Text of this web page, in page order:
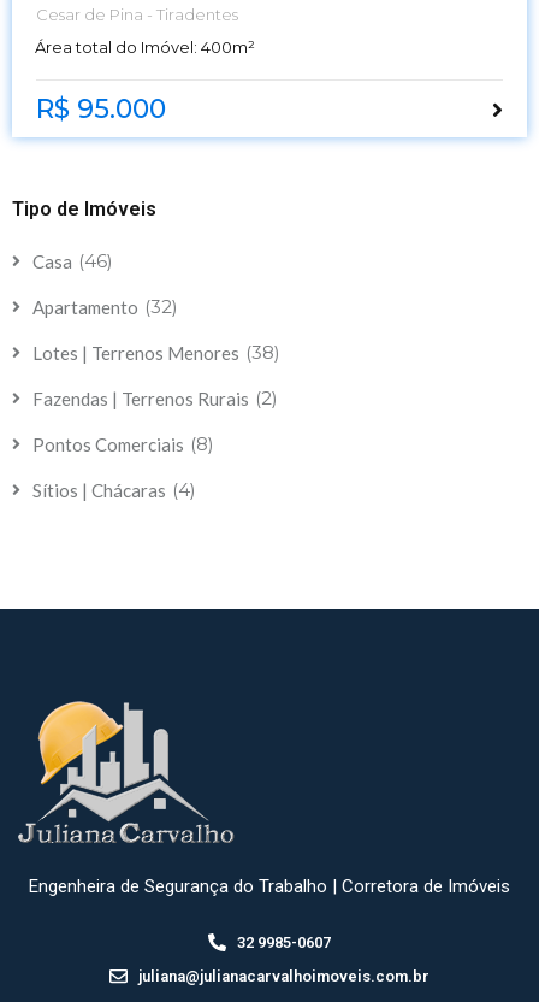
Cesar de Pina - Tiradentes
Área total do Imóvel: 400m²
R$ 95.000
Tipo de Imóveis
Casa (46)
Apartamento (32)
Lotes | Terrenos Menores (38)
Fazendas | Terrenos Rurais (2)
Pontos Comerciais (8)
Sítios | Chácaras (4)
Engenheira de Segurança do Trabalho | Corretora de Imóveis
32 9985-0607
juliana@julianacarvalhoimoveis.com.br